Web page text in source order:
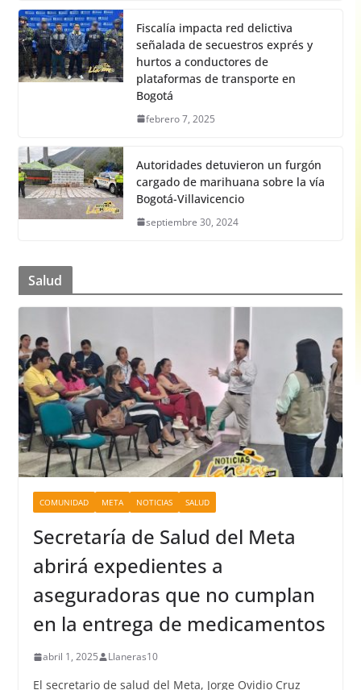
Fiscalía impacta red delictiva
señalada de secuestros exprés y
hurtos a conductores de
plataformas de transporte en
Bogotá
febrero 7, 2025
Autoridades detuvieron un furgón
cargado de marihuana sobre la vía
Bogotá-Villavicencio
septiembre 30, 2024
Salud
COMUNIDAD META NOTICIAS SALUD
Secretaría de Salud del Meta
abrirá expedientes a
aseguradoras que no cumplan
en la entrega de medicamentos
abril 1, 2025 Llaneras10
El secretario de salud del Meta, Jorge Ovidio Cruz